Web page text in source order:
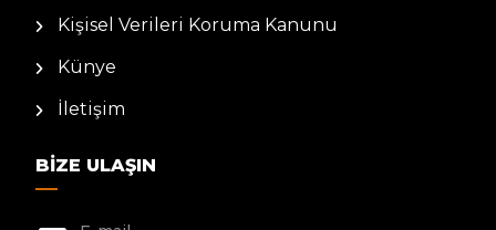
Kişisel Verileri Koruma Kanunu
Künye
İletişim
BIZE ULAŞIN